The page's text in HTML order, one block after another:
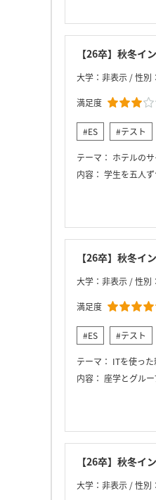
【26卒】秋冬イ
大学：非表示 / 性別
満足度
#ES #テスト
テーマ： ホテルの
内容： 学生を五人ずつの2チームに分けて、テーマに沿った設計を
【26卒】秋冬イ
大学：非表示 / 性別
満足度
#ES #テスト
テーマ： ITを使っ
内容： 座学とグループ
【26卒】秋冬イ
大学：非表示 / 性別